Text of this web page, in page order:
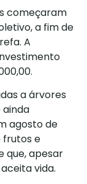
começaram
a fim de
A
a árvores
ainda
agosto de
frutos e
que, apesar
vida.